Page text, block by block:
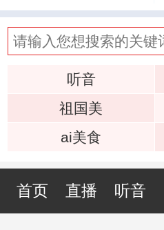
听音
祖国美
ai美食
首页 直播 听音